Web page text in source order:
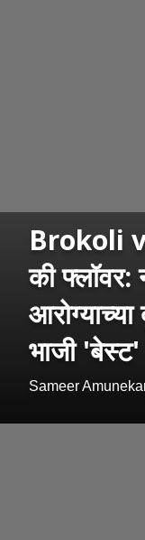
Brokoli
की फ्लॉवर:
भाजी 'बेस्ट'
Sameer